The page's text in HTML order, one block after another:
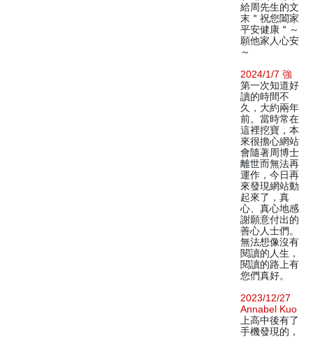
給周先生的文
末＂祝您闔家
平安健康＂～
願他家人心安
～
2024/1/7 強
第一次知道好
讀的時間不
久，大約兩年
前。當時常在
這裡挖寶，本
來很擔心網站
會隨著周博士
離世而無法再
運作，今日再
來發現網站動
起來了，真
心、真心地感
謝願意付出的
善心人士們。
無法想像沒有
閱讀的人生，
閱讀的路上有
您們真好。
2023/12/27
Annabel Kuo
上高中後有了
手機發現的，